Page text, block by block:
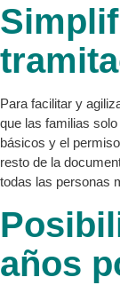
Para facilitar y
que las familias
básicos y el
resto de la
todas las personas
años